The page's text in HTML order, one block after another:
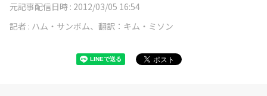
元記事配信日時 : 2012/03/05 16:54
記者 : ハム・サンボム、翻訳：キム・ミソン